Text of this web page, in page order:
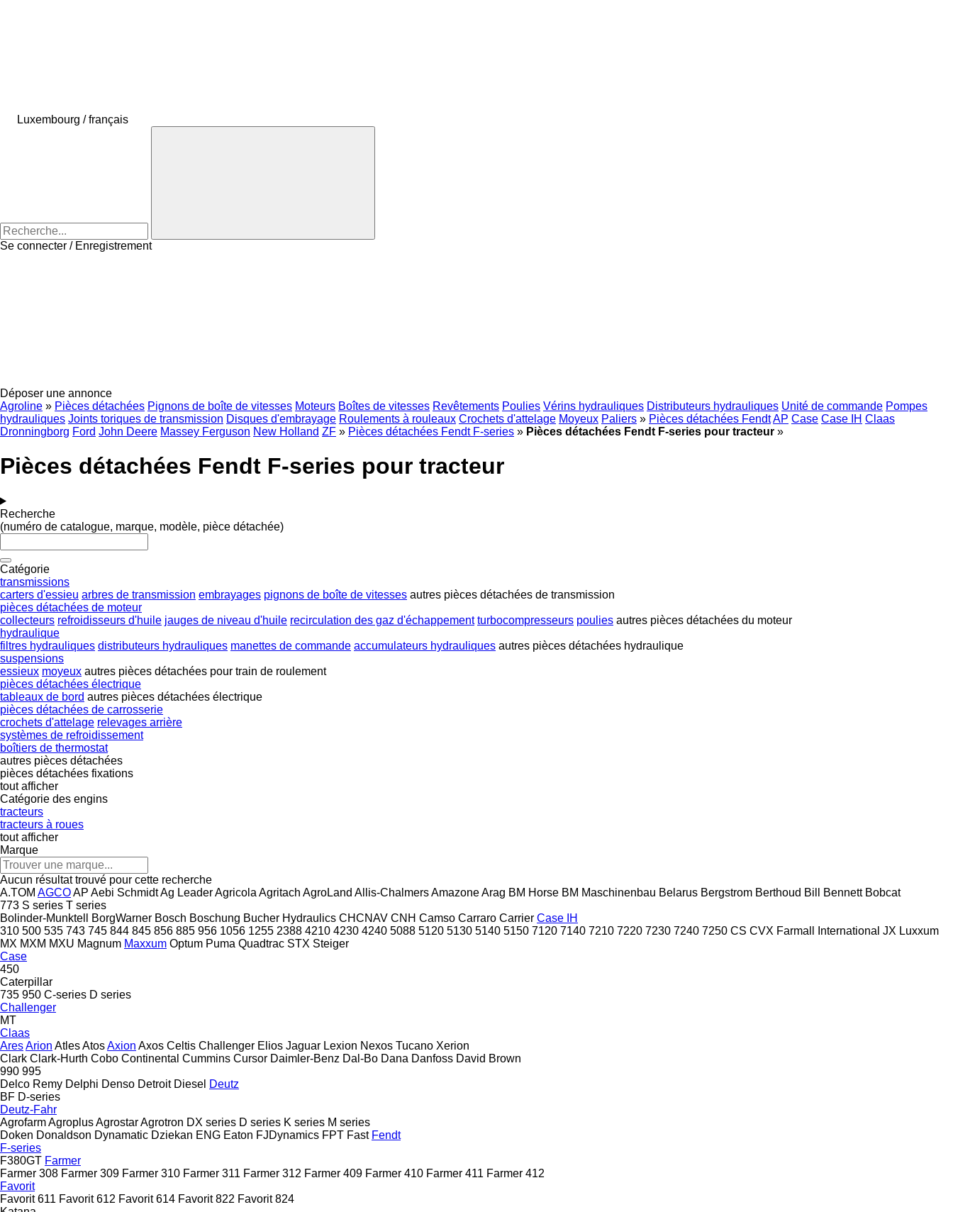
Luxembourg / français
Se connecter / Enregistrement
Déposer une annonce
Agroline » Pièces détachées Pignons de boîte de vitesses Moteurs Boîtes de vitesses Revêtements Poulies Vérins hydrauliques Distributeurs hydrauliques Unité de commande Pompes
hydrauliques Joints toriques de transmission Disques d'embrayage Roulements à rouleaux Crochets d'attelage Moyeux Paliers » Pièces détachées FendtAP Case Case IH Claas
Dronningborg Ford John Deere Massey Ferguson New Holland ZF » Pièces détachées Fendt F-series » Pièces détachées Fendt F-series pour tracteur »
Pièces détachées Fendt F-series pour tracteur
Recherche
(numéro de catalogue, marque, modèle, pièce détachée)
Catégorie
transmissions
carters d'essieu arbres de transmission embrayages pignons de boîte de vitesses autres pièces détachées de transmission
pièces détachées de moteur
collecteurs refroidisseurs d'huile jauges de niveau d'huile recirculation des gaz d'échappement turbocompresseurs poulies autres pièces détachées du moteur
hydraulique
filtres hydrauliques distributeurs hydrauliques manettes de commande accumulateurs hydrauliques autres pièces détachées hydraulique
suspensions
essieux moyeux autres pièces détachées pour train de roulement
pièces détachées électrique
tableaux de bord autres pièces détachées électrique
pièces détachées de carrosserie
crochets d'attelage relevages arrière
systèmes de refroidissement
boîtiers de thermostat
autres pièces détachées
pièces détachées fixations
tout afficher
Catégorie des engins
tracteurs
tracteurs à roues
tout afficher
Marque
Aucun résultat trouvé pour cette recherche
A.TOM AGCOAP Aebi SchmidtAg LeaderAgricola Agritach AgroLand Allis-ChalmersAmazoneArag BM Horse BM Maschinenbau Belarus Bergstrom Berthoud Bill Bennett Bobcat
773 S series T series
Bolinder-Munktell
BorgWarner Bosch Boschung Bucher Hydraulics CHCNAV CNH Camso Carraro Carrier Case IH
310 500 535 743 745 844 845 856 885 956 1056 1255 2388 4210 4230 4240 5088 5120 5130 5140 5150 7120 7140 7210 7220 7230 7240 7250 CS CVX Farmall International JX Luxxum
MX MXM MXU Magnum Maxxum Optum Puma Quadtrac STX Steiger
Case
450
Caterpillar
735 950 C-series D series
Challenger
MT
Claas
AresArion AtlesAtosAxion Axos Celtis Challenger Elios Jaguar Lexion Nexos Tucano Xerion
Clark Clark-Hurth Cobo Continental Cummins Cursor Daimler-Benz Dal-Bo Dana Danfoss David Brown
990 995
Delco Remy Delphi Denso Detroit Diesel Deutz
BF D-series
Deutz-Fahr
AgrofarmAgroplusAgrostarAgrotron DX series D series K series M series
Doken Donaldson Dynamatic Dziekan ENG Eaton FJDynamics FPT Fast Fendt
F-series
F380GT Farmer
Farmer 308 Farmer 309 Farmer 310 Farmer 311 Farmer 312 Farmer 409 Farmer 410 Farmer 411 Farmer 412
Favorit
Favorit 611 Favorit 612 Favorit 614 Favorit 822 Favorit 824